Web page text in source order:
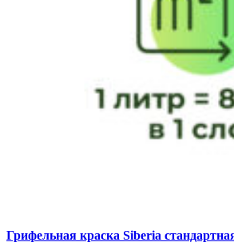
Грифельная краска Siberia